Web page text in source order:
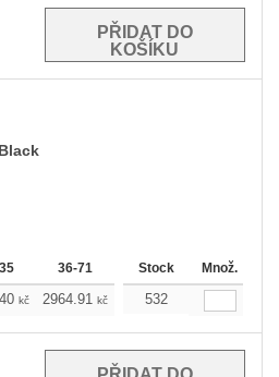
36-71 72-143 144-287
Stock Množ.
kč 2964.91 kč 2790.65
532